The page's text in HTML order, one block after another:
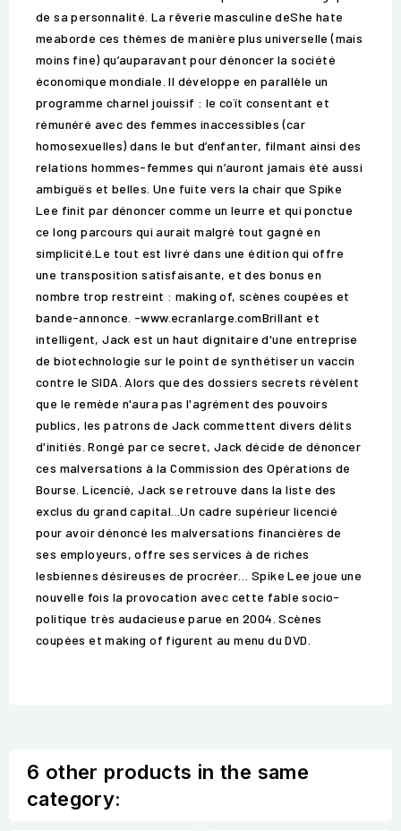
de sa personnalité. La rêverie masculine deShe hate
meaborde ces thèmes de manière plus universelle (mais
moins fine) qu’auparavant pour dénoncer la société
économique mondiale. Il développe en parallèle un
programme charnel jouissif : le coït consentant et
rémunéré avec des femmes inaccessibles (car
homosexuelles) dans le but d’enfanter, filmant ainsi des
relations hommes-femmes qui n’auront jamais été aussi
ambiguës et belles. Une fuite vers la chair que Spike
Lee finit par dénoncer comme un leurre et qui ponctue
ce long parcours qui aurait malgré tout gagné en
simplicité.Le tout est livré dans une édition qui offre
une transposition satisfaisante, et des bonus en
nombre trop restreint : making of, scènes coupées et
bande-annonce. -www.ecranlarge.comBrillant et
intelligent, Jack est un haut dignitaire d'une entreprise
de biotechnologie sur le point de synthétiser un vaccin
contre le SIDA. Alors que des dossiers secrets révèlent
que le remède n'aura pas l'agrément des pouvoirs
publics, les patrons de Jack commettent divers délits
d'initiés. Rongé par ce secret, Jack décide de dénoncer
ces malversations à la Commission des Opérations de
Bourse. Licencié, Jack se retrouve dans la liste des
exclus du grand capital...Un cadre supérieur licencié
pour avoir dénoncé les malversations financières de
ses employeurs, offre ses services à de riches
lesbiennes désireuses de procréer… Spike Lee joue une
nouvelle fois la provocation avec cette fable socio-
politique très audacieuse parue en 2004. Scènes
coupées et making of figurent au menu du DVD.
6 other products in the same
category: